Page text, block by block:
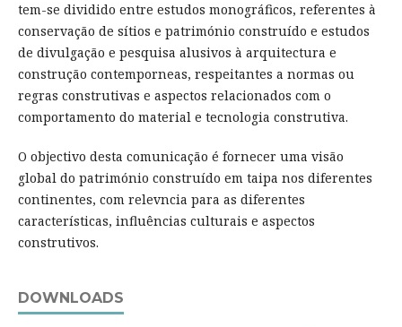
tem-se dividido entre estudos monográficos, referentes à
conservação de sítios e património construído e estudos
de divulgação e pesquisa alusivos à arquitectura e
construção contemporneas, respeitantes a normas ou
regras construtivas e aspectos relacionados com o
comportamento do material e tecnologia construtiva.
O objectivo desta comunicação é fornecer uma visão
global do património construído em taipa nos diferentes
continentes, com relevncia para as diferentes
características, influências culturais e aspectos
construtivos.
DOWNLOADS